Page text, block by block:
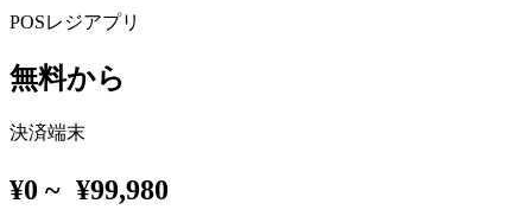
POSレジアプリ
無料から
決済端末
¥0 ~ ¥99,980